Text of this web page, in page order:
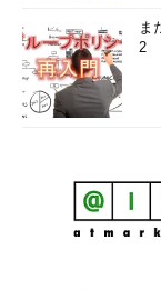
ま
2